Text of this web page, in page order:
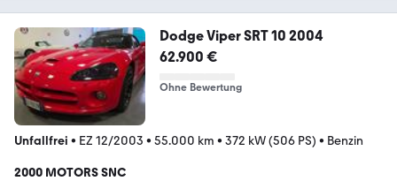
Dodge Viper SRT 10 2004
62.900 €
Ohne Bewertung
Unfallfrei • EZ 12/2003 • 55.000 km • 372 kW (506 PS) • Benzin
2000 MOTORS SNC